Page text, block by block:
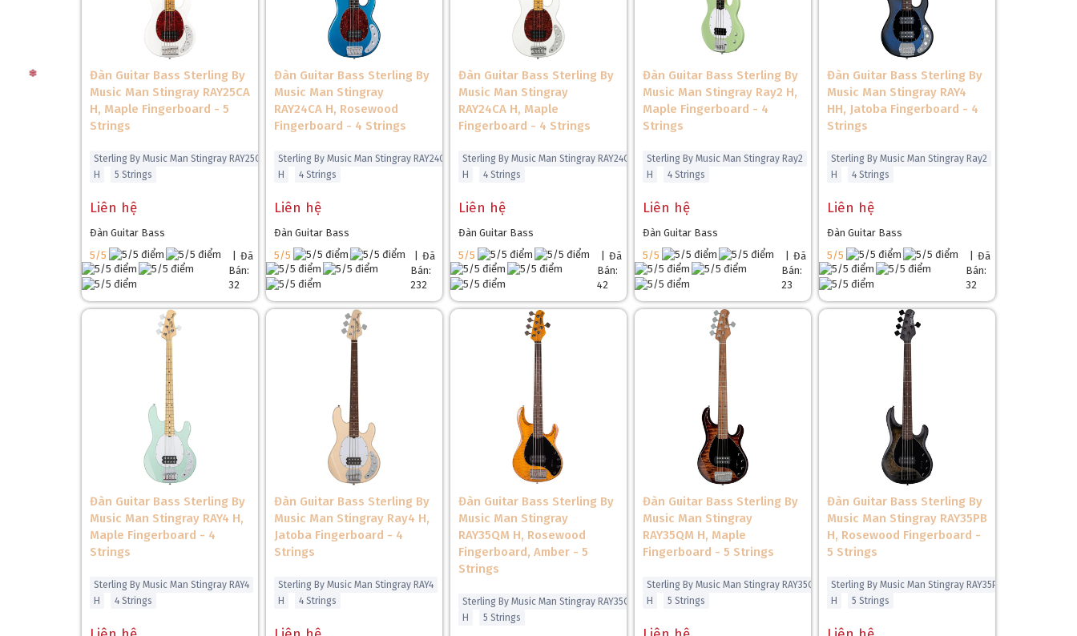
❅
Đàn Guitar Bass Sterling By
Music Man Stingray RAY25CA
H, Maple Fingerboard - 5
Strings
Sterling By Music Man Stingray RAY25CA
H
5 Strings
Liên hệ
Đàn Guitar Bass
5/5
Đã
Bán:
32
Đàn Guitar Bass Sterling By
Music Man Stingray
RAY24CA H, Rosewood
Fingerboard - 4 Strings
Sterling By Music Man Stingray RAY24CA
H
4 Strings
Liên hệ
Đàn Guitar Bass
5/5
Đã
Bán:
232
Đàn Guitar Bass Sterling By
Music Man Stingray
RAY24CA H, Maple
Fingerboard - 4 Strings
Sterling By Music Man Stingray RAY24CA
H
4 Strings
Liên hệ
Đàn Guitar Bass
5/5
Đã
Bán:
42
Đàn Guitar Bass Sterling By
Music Man Stingray Ray2 H,
Maple Fingerboard - 4
Strings
Sterling By Music Man Stingray Ray2
H
4 Strings
Liên hệ
Đàn Guitar Bass
5/5
Đã
Bán:
23
Đàn Guitar Bass Sterling By
Music Man Stingray RAY4
HH, Jatoba Fingerboard - 4
Strings
Sterling By Music Man Stingray Ray2
H
4 Strings
Liên hệ
Đàn Guitar Bass
5/5
Đã
Bán:
32
Đàn Guitar Bass Sterling By
Music Man Stingray RAY4 H,
Maple Fingerboard - 4
Strings
Sterling By Music Man Stingray RAY4
H
4 Strings
Đàn Guitar Bass Sterling By
Music Man Stingray Ray4 H,
Jatoba Fingerboard - 4
Strings
Sterling By Music Man Stingray RAY4
H
4 Strings
Đàn Guitar Bass Sterling By
Music Man Stingray
RAY35QM H, Rosewood
Fingerboard, Amber - 5
Strings
Sterling By Music Man Stingray RAY35QM
H
5 Strings
Đàn Guitar Bass Sterling By
Music Man Stingray
RAY35QM H, Maple
Fingerboard - 5 Strings
Sterling By Music Man Stingray RAY35QM
H
5 Strings
Đàn Guitar Bass Sterling By
Music Man Stingray RAY35PB
H, Rosewood Fingerboard -
5 Strings
Sterling By Music Man Stingray RAY35PB
H
5 Strings